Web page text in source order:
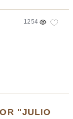
1254
"JULIO